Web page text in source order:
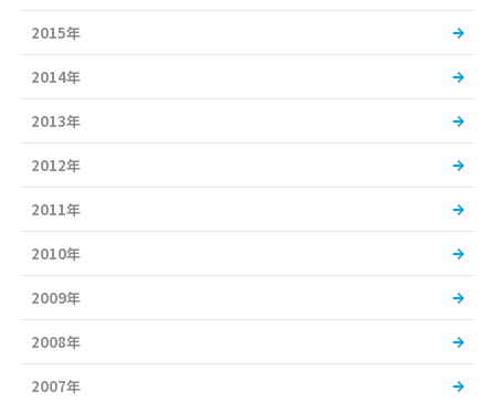
2015年
2014年
2013年
2012年
2011年
2010年
2009年
2008年
2007年